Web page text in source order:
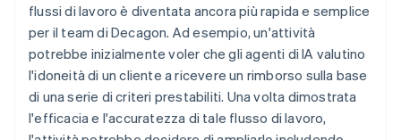
flussi di lavoro è diventata ancora più rapida e semplice
per il team di Decagon. Ad esempio, un'attività
potrebbe inizialmente voler che gli agenti di IA valutino
l'idoneità di un cliente a ricevere un rimborso sulla base
di una serie di criteri prestabiliti. Una volta dimostrata
l'efficacia e l'accuratezza di tale flusso di lavoro,